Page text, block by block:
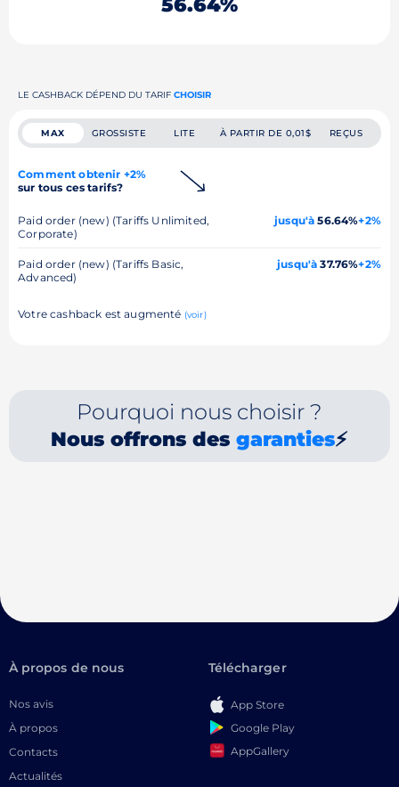
LE CASHBACK DÉPEND DU TARIF CHOISIR
MAX GROSSISTE LITE À PARTIR DE 0,01$ REÇUS
Comment obtenir +2%
sur tous ces tarifs?
Paid order (new) (Tariffs Unlimited,
Corporate)
jusqu'à 56.64%+2%
Paid order (new) (Tariffs Basic,
Advanced)
jusqu'à 37.76%+2%
Votre cashback est augmenté (voir)
Pourquoi nous choisir ?
Nous offrons desgaranties⚡
À propos de nous
Nos avis
À propos
Contacts
Actualités
Télécharger
App Store
Google Play
AppGallery